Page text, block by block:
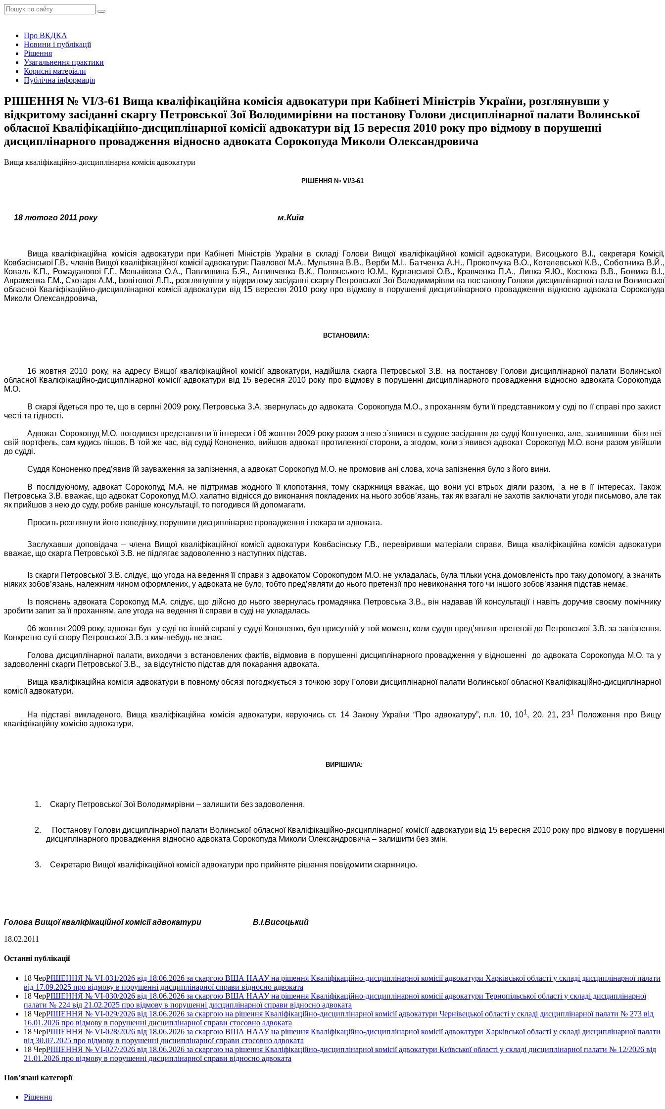
Про ВКДКА
Новини і публікації
Рішення
Узагальнення практики
Корисні матеріали
Публічна інформація
РІШЕННЯ № VІ/3-61 Вища кваліфікаційна комісія адвокатури при Кабінеті Міністрів України, розглянувши у
відкритому засіданні скаргу Петровської Зої Володимирівни на постанову Голови дисциплінарної палати Волинської
обласної Кваліфікаційно-дисциплінарної комісії адвокатури від 15 вересня 2010 року про відмову в порушенні
дисциплінарного провадження відносно адвоката Сорокопуда Миколи Олександровича
Вища кваліфікаційно-дисциплінарна комісія адвокатури
РІШЕННЯ № VІ/3-61
18 лютого 2011 року м.Київ
Вища кваліфікаційна комісія адвокатури при Кабінеті Міністрів України в складі Голови Вищої кваліфікаційної комісії адвокатури, Висоцького В.І., секретаря Комісії,
Ковбасінської Г.В., членів Вищої кваліфікаційної комісії адвокатури: Павлової М.А., Мультяна В.В., Верби М.І., Батченка А.Н., Прокопчука В.О., Котелевської К.В., Соботника В.Й.,
Коваль К.П., Ромаданової Г.Г., Мельнікова О.А., Павлишина Б.Я., Антипченка В.К., Полонського Ю.М., Курганської О.В., Кравченка П.А., Липка Я.Ю., Костюка В.В., Божика В.І.,
Авраменка Г.М., Скотаря А.М., Ізовітової Л.П., розглянувши у відкритому засіданні скаргу Петровської Зої Володимирівни на постанову Голови дисциплінарної палати Волинської
обласної Кваліфікаційно-дисциплінарної комісії адвокатури від 15 вересня 2010 року про відмову в порушенні дисциплінарного провадження відносно адвоката Сорокопуда
Миколи Олександровича,
ВСТАНОВИЛА:
16 жовтня 2010 року, на адресу Вищої кваліфікаційної комісії адвокатури, надійшла скарга Петровської З.В. на постанову Голови дисциплінарної палати Волинської
обласної Кваліфікаційно-дисциплінарної комісії адвокатури від 15 вересня 2010 року про відмову в порушенні дисциплінарного провадження відносно адвоката Сорокопуда
М.О.
В скарзі йдеться про те, що в серпні 2009 року, Петровська З.А. звернулась до адвоката Сорокопуда М.О., з проханням бути її представником у суді по її справі про захист
честі та гідності.
Адвокат Сорокопуд М.О. погодився представляти її інтереси і 06 жовтня 2009 року разом з нею з`явився в судове засідання до судді Ковтуненко, але, залишивши
біля неї
свій портфель, сам кудись пішов. В той же час, від судді Кононенко, вийшов адвокат протилежної сторони, а згодом, коли з`явився адвокат Сорокопуд М.О. вони разом увійшли
до судді.
Суддя Кононенко пред’явив їй зауваження за запізнення, а адвокат Сорокопуд М.О. не промовив ані слова, хоча запізнення було з його вини.
В послідуючому, адвокат Сорокопуд М.А. не підтримав жодного її клопотання, тому скаржниця вважає, що вони усі втрьох діяли разом,
а не в її інтересах. Також
Петровська З.В. вважає, що адвокат Сорокопуд М.О. халатно віднісся до виконання покладених на нього зобов’язань, так як взагалі не захотів заключати угоди письмово, але так
як прийшов з нею до суду, робив раніше консультації, то погодився їй допомагати.
Просить розглянути його поведінку, порушити дисциплінарне провадження і покарати адвоката.
Заслухавши доповідача – члена Вищої кваліфікаційної комісії адвокатури Ковбасінську Г.В., перевіривши матеріали справи, Вища кваліфікаційна комісія адвокатури
вважає, що скарга Петровської З.В. не підлягає задоволенню з наступних підстав.
Із скарги Петровської З.В. слідує, що угода на ведення її справи з адвокатом Сорокопудом М.О. не укладалась, була тільки усна домовленість про таку допомогу, а значить
ніяких зобов’язань, належним чином оформлених, у адвоката не було, тобто пред’являти до нього претензії про невиконання того чи іншого зобов’язання підстав немає.
Із пояснень адвоката Сорокопуд М.А. слідує, що дійсно до нього звернулась громадянка Петровська З.В., він надавав їй консультації і навіть доручив своєму помічнику
зробити запит за її проханням, але угода на ведення її справи в суді не укладалась.
06 жовтня 2009 року, адвокат був
у суді по іншій справі у судді Кононенко, був присутній у той момент, коли суддя пред’являв претензії до Петровської З.В. за запізнення.
Конкретно суті спору Петровської З.В. з ким-небудь не знає.
Голова дисциплінарної палати, виходячи з встановлених фактів, відмовив в порушенні дисциплінарного провадження у відношенні
до адвоката Сорокопуда М.О. та у
задоволенні скарги Петровської З.В., за відсутністю підстав для покарання адвоката.
Вища кваліфікаційна комісія адвокатури в повному обсязі погоджується з точкою зору Голови дисциплінарної палати Волинської обласної Кваліфікаційно-дисциплінарної
комісії адвокатури.
На підставі викладеного, Вища кваліфікаційна комісія адвокатури, керуючись ст. 14 Закону України “Про адвокатуру”, п.п. 10, 101 , 20, 21, 231
Положення про Вищу
кваліфікаційну комісію адвокатури,
ВИРІШИЛА:
1. Скаргу Петровської Зої Володимирівни – залишити без задоволення.
2.
Постанову Голови дисциплінарної палати Волинської обласної Кваліфікаційно-дисциплінарної комісії адвокатури від 15 вересня 2010 року про відмову в порушенні
дисциплінарного провадження відносно адвоката Сорокопуда Миколи Олександровича – залишити без змін.
3. Секретарю Вищої кваліфікаційної комісії адвокатури про прийняте рішення повідомити скаржницю.
Голова Вищої кваліфікаційної комісії адвокатури
В.І.Висоцький
18.02.2011
Останні публікації
18 ЧерРІШЕННЯ № VІ-031/2026 від 18.06.2026 за скаргою ВША НААУ на рішення Кваліфікаційно-дисциплінарної комісії адвокатури Харківської області у складі дисциплінарної палати
від 17.09.2025 про відмову в порушенні дисциплінарної справи відносно адвоката
18 ЧерРІШЕННЯ № VІ-030/2026 від 18.06.2026 за скаргою ВША НААУ на рішення Кваліфікаційно-дисциплінарної комісії адвокатури Тернопільської області у складі дисциплінарної
палати № 224 від 21.02.2025 про відмову в порушенні дисциплінарної справи відносно адвоката
18 ЧерРІШЕННЯ № VІ-029/2026 від 18.06.2026 за скаргою на рішення Кваліфікаційно-дисциплінарної комісії адвокатури Чернівецької області у складі дисциплінарної палати № 273 від
16.01.2026 про відмову в порушенні дисциплінарної справи стосовно адвоката
18 ЧерРІШЕННЯ № VІ-028/2026 від 18.06.2026 за скаргою ВША НААУ на рішення Кваліфікаційно-дисциплінарної комісії адвокатури Харківської області у складі дисциплінарної палати
від 30.07.2025 про відмову в порушенні дисциплінарної справи стосовно адвоката
18 ЧерРІШЕННЯ № VІ-027/2026 від 18.06.2026 за скаргою на рішення Кваліфікаційно-дисциплінарної комісії адвокатури Київської області у складі дисциплінарної палати № 12/2026 від
21.01.2026 про відмову в порушенні дисциплінарної справи відносно адвоката
Повʼязані категорії
Рішення